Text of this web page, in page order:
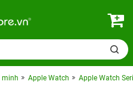
minh Apple Watch Apple Watch